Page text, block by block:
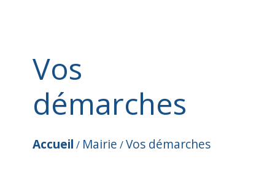
Vos
démarches
Accueil / Mairie /Vos démarches